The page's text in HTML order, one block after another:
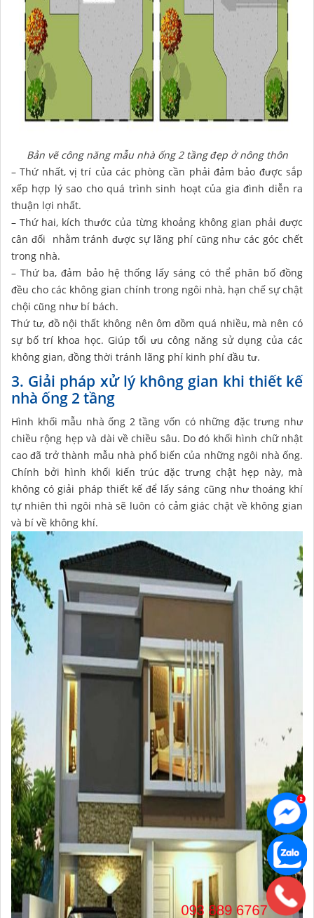
Bản vẽ công năng mẫu nhà ống 2 tầng đẹp ở nông thôn
– Thứ nhất, vị trí của các phòng cần phải đảm bảo được sắp
xếp hợp lý sao cho quá trình sinh hoạt của gia đình diễn ra
thuận lợi nhất.
– Thứ hai, kích thước của từng khoảng không gian phải được
cân đối nhằm tránh được sự lãng phí cũng như các góc chết
trong nhà.
– Thứ ba, đảm bảo hệ thống lấy sáng có thể phân bố đồng
đều cho các không gian chính trong ngôi nhà, hạn chế sự chật
chội cũng như bí bách.
Thứ tư, đồ nội thất không nên ôm đồm quá nhiều, mà nên có
sự bố trí khoa học. Giúp tối ưu công năng sử dụng của các
không gian, đồng thời tránh lãng phí kinh phí đầu tư.
3. Giải pháp xử lý không gian khi thiết kế
nhà ống 2 tầng
Hình khối mẫu nhà ống 2 tầng vốn có những đặc trưng như
chiều rộng hẹp và dài về chiều sâu. Do đó khối hình chữ nhật
cao đã trở thành mẫu nhà phổ biến của những ngôi nhà ống.
Chính bởi hình khối kiến trúc đặc trưng chật hẹp này, mà
không có giải pháp thiết kế để lấy sáng cũng như thoáng khí
tự nhiên thì ngôi nhà sẽ luôn có cảm giác chật về không gian
và bí về không khí.